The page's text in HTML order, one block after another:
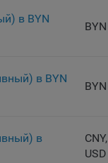
в BYN
BYN
в BYN
BYN
в
USD